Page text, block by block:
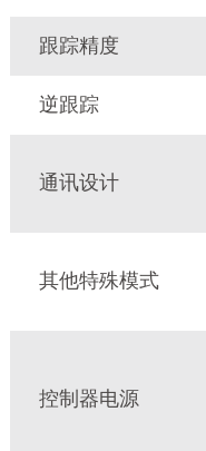
跟踪精度
逆跟踪
通讯设计
其他特殊模式
控制器电源